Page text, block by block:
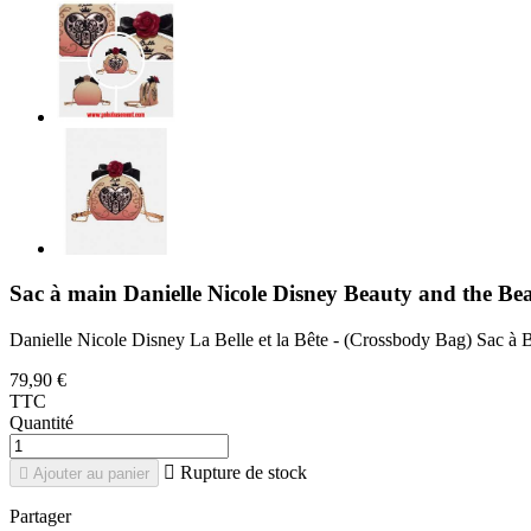
Sac à main Danielle Nicole Disney Beauty and the
Danielle Nicole Disney La Belle et la Bête - (Crossbody Bag) Sac à
79,90 €
TTC
Quantité
 Ajouter au panier  Rupture de stock
Partager